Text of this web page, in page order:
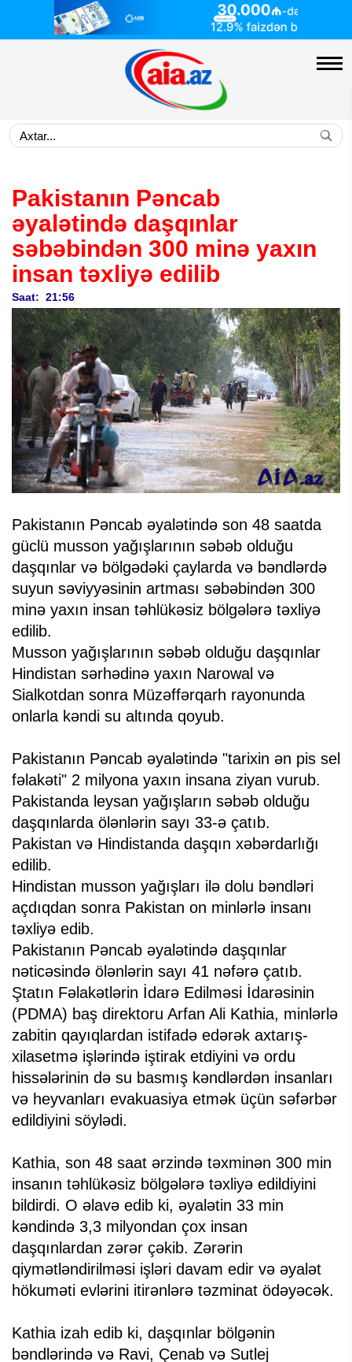
Pakistanın Pəncab
əyalətində daşqınlar
səbəbindən 300 minə yaxın
insan təxliyə edilib
Saat: 21:56
Pakistanın Pəncab əyalətində son 48 saatda
güclü musson yağışlarının səbəb olduğu
daşqınlar və bölgədəki çaylarda və bəndlərdə
suyun səviyyəsinin artması səbəbindən 300
minə yaxın insan təhlükəsiz bölgələrə təxliyə
edilib.
Musson yağışlarının səbəb olduğu daşqınlar
Hindistan sərhədinə yaxın Narowal və
Sialkotdan sonra Müzəffərqarh rayonunda
onlarla kəndi su altında qoyub.
Pakistanın Pəncab əyalətində "tarixin ən pis sel
fəlakəti" 2 milyona yaxın insana ziyan vurub.
Pakistanda leysan yağışların səbəb olduğu
daşqınlarda ölənlərin sayı 33-ə çatıb.
Pakistan və Hindistanda daşqın xəbərdarlığı
edilib.
Hindistan musson yağışları ilə dolu bəndləri
açdıqdan sonra Pakistan on minlərlə insanı
təxliyə edib.
Pakistanın Pəncab əyalətində daşqınlar
nəticəsində ölənlərin sayı 41 nəfərə çatıb.
Ştatın Fəlakətlərin İdarə Edilməsi İdarəsinin
(PDMA) baş direktoru Arfan Ali Kathia, minlərlə
zabitin qayıqlardan istifadə edərək axtarış-
xilasetmə işlərində iştirak etdiyini və ordu
hissələrinin də su basmış kəndlərdən insanları
və heyvanları evakuasiya etmək üçün səfərbər
edildiyini söylədi.
Kathia, son 48 saat ərzində təxminən 300 min
insanın təhlükəsiz bölgələrə təxliyə edildiyini
bildirdi. O əlavə edib ki, əyalətin 33 min
kəndində 3,3 milyondan çox insan
daşqınlardan zərər çəkib. Zərərin
qiymətləndirilməsi işləri davam edir və əyalət
hökuməti evlərini itirənlərə təzminat ödəyəcək.
Kathia izah edib ki, daşqınlar bölgənin
bəndlərində və Ravi, Çenab və Sutlej